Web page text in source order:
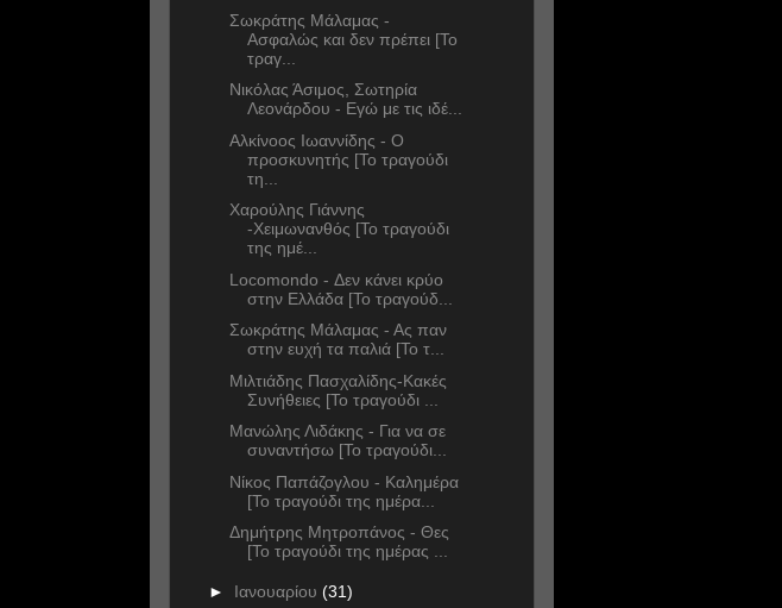
Σωκράτης Μάλαμας -
Ασφαλώς και δεν πρέπει [Το
τραγ...
Νικόλας Άσιμος, Σωτηρία
Λεονάρδου - Εγώ με τις ιδέ...
Αλκίνοος Ιωαννίδης - Ο
προσκυνητής [Το τραγούδι
τη...
Χαρούλης Γιάννης
-Χειμωνανθός [Το τραγούδι
της ημέ...
Locomondo - Δεν κάνει κρύο
στην Ελλάδα [Το τραγούδ...
Σωκράτης Μάλαμας - Ας παν
στην ευχή τα παλιά [Το τ...
Μιλτιάδης Πασχαλίδης-Κακές
Συνήθειες [Το τραγούδι ...
Μανώλης Λιδάκης - Για να σε
συναντήσω [Το τραγούδι...
Νίκος Παπάζογλου - Καλημέρα
[Το τραγούδι της ημέρα...
Δημήτρης Μητροπάνος - Θες
[Το τραγούδι της ημέρας ...
► Ιανουαρίου (31)